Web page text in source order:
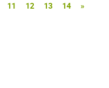
11 12 13 14 »